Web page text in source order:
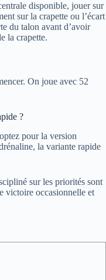
disponible, jouer sur
sur la crapette ou l’écart
du talon avant d’avoir
la crapette.
On joue avec 52
?
pour la version
la variante rapide
sur les priorités sont
victoire occasionnelle et